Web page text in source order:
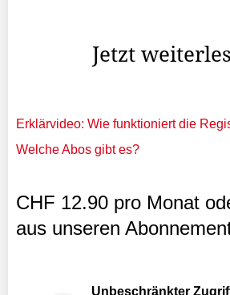
Jetzt
Erklärvideo: Wie funktioniert die
Welche Abos gibt es?
CHF 12.90 pro Monat
aus unseren
Unbeschränkter